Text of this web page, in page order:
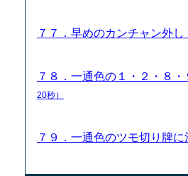
７７．早めのカンチャン外
７８．一通色の１・２・８
20秒）
７９．一通色のツモ切り牌